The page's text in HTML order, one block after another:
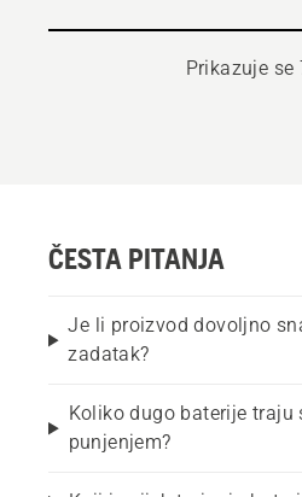
Prikazuje se
ČESTA PITANJA
Je li proizvod dovoljno
zadatak?
Koliko dugo baterije traju
punjenjem?